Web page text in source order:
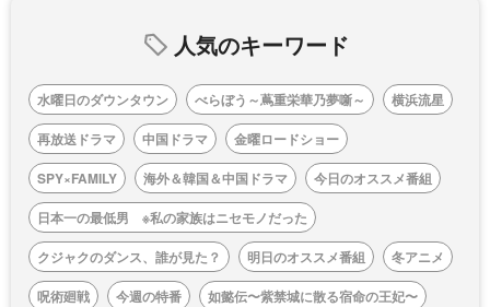
人気のキーワード
水曜日のダウンタウン べらぼう～蔦重栄華乃夢噺～
横浜流星
再放送ドラマ
中国ドラマ
金曜ロードショー
SPY×FAMILY
海外＆韓国＆中国ドラマ
今日のオススメ番組
日本一の最低男 ※私の家族はニセモノだった
クジャクのダンス、誰が見た？
明日のオススメ番組
冬アニメ
呪術廻戦
今週の特番
如懿伝〜紫禁城に散る宿命の王妃〜